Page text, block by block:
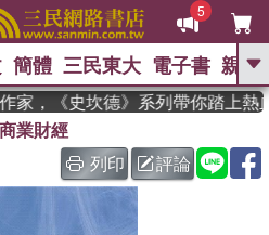
5
GO
熱搜： 東野圭吾
、 如果歷史是一群喵 、 國際
布克獎 臺灣漫遊錄 、 方念華 、 台灣
的李登輝時代
、 數學女孩：黎曼猜想
偉大的迷走神經
簡體 三民東大 電子書 親子
，《史坎德》系列帶你踏上熱血
商業財經
列印
評論